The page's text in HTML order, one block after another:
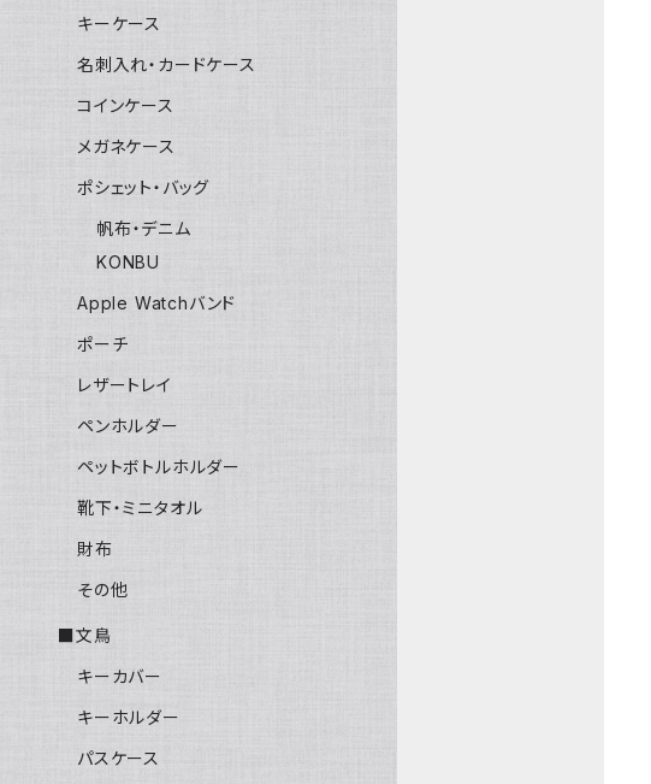
キーケース
名刺入れ・カードケース
コインケース
メガネケース
ポシェット・バッグ
帆布・デニム
KONBU
Apple Watchバンド
ポーチ
レザートレイ
ペンホルダー
ペットボトルホルダー
靴下・ミニタオル
財布
その他
■文鳥
キーカバー
キーホルダー
パスケース